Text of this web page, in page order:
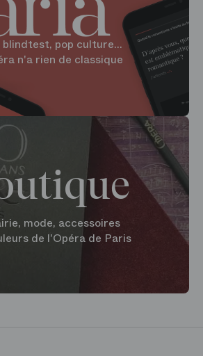
blindtest, pop culture...
n'a rien de classique
mode, accessoires
de l'Opéra de Paris